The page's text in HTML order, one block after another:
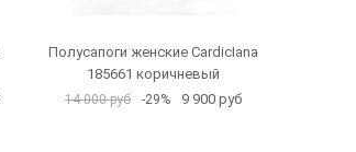
Полусапоги женские CardicIana
185661 коричневый
14 000 руб -29% 9 900 руб